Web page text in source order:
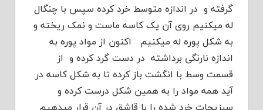
گرفته و در اندازه متوسط خرد کرده سپس با چنگال
له میکنیم روی آن یک کاسه ماست و نمک ریخته و
به شکل پوره له میکنیم اکنون از مواد پوره به
اندازه نارنگی برداشته در دست گرد کرده و از
قسمت وسط با انگشت باز کرده تا به شکل کاسه در
آید همه مواد را به همین شکل درست کرده و